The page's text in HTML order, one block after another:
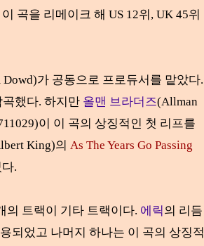
곡을 리메이크 해 US 12위 , UK 45위
Dowd)가 공동으로 프로듀서를 맡았다.
곡했다. 하지만 올맨 브라더즈(Allman
이 이 곡의 상징적인 첫 리프를
King)의 As The Years Go Passing
다.
의 트랙이 기타 트랙이다. 에릭의 리듬
되었고 나머지 하나는 이 곡의 상징적